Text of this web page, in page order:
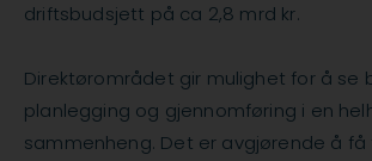
driftsbudsjett på ca 2,8 mrd kr.
Direktørområdet gir mulighet for å se
planlegging og gjennomføring i en
sammenheng. Det er avgjørende å